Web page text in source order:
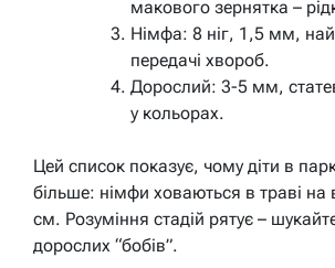
макового зернятка –
Німфа: 8 ніг, 1,5 мм,
передачі хвороб.
Дорослий: 3-5 мм,
у кольорах.
Цей список показує, чому діти в
більше: німфи ховаються в траві на
см. Розуміння стадій рятує –
дорослих “бобів”.